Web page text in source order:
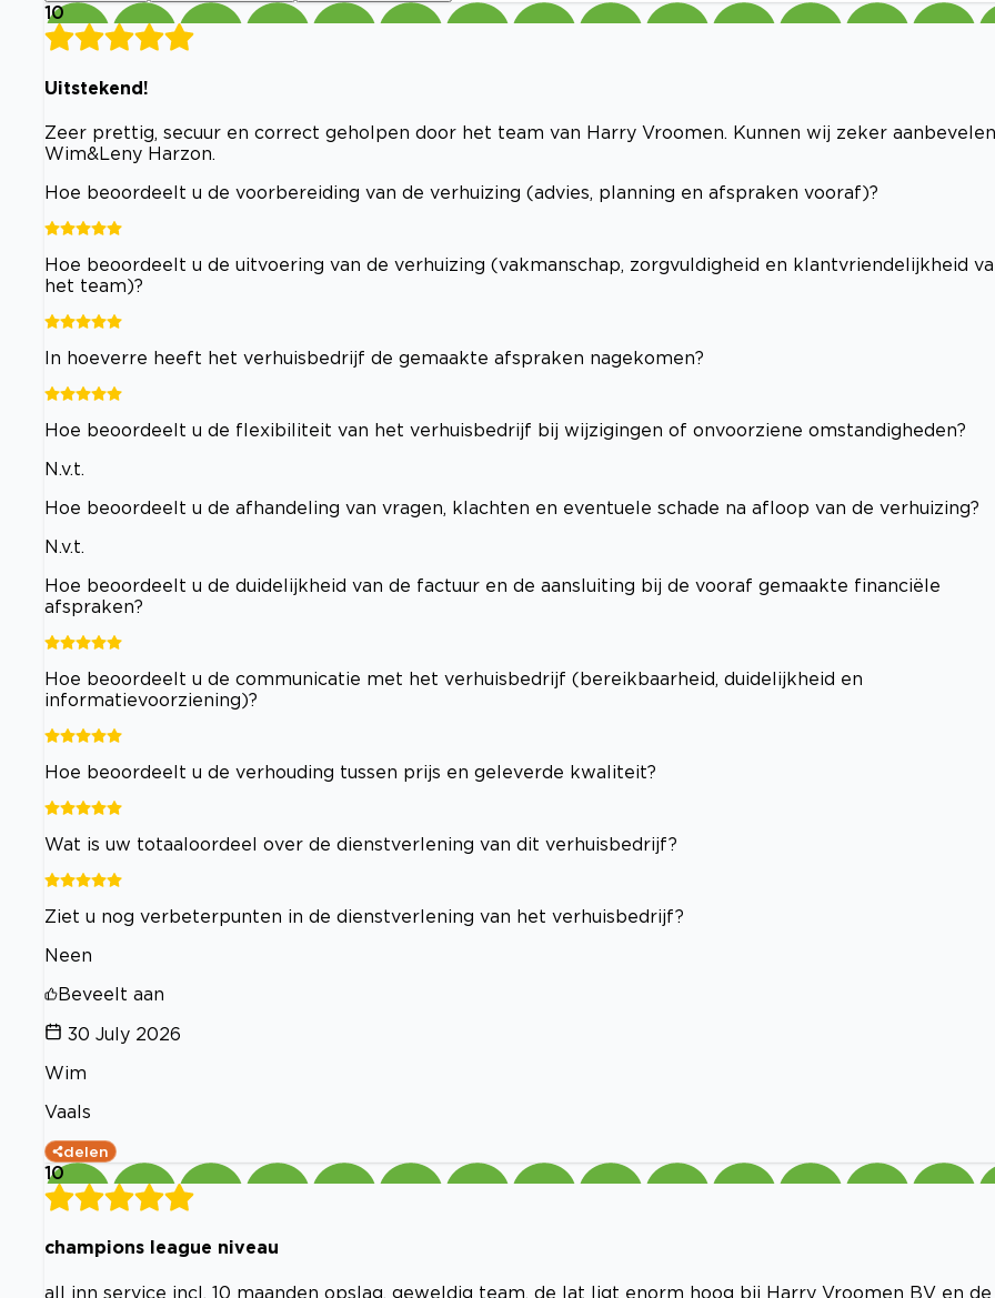
10
Uitstekend!
Zeer prettig, secuur en correct geholpen door het team van Harry Vroomen. Kunnen wij zeker
Wim&Leny Harzon.
Hoe beoordeelt u de voorbereiding van de verhuizing (advies, planning en afspraken vooraf)?
Hoe beoordeelt u de uitvoering van de verhuizing (vakmanschap, zorgvuldigheid en klantvriendelijkheid
het team)?
In hoeverre heeft het verhuisbedrijf de gemaakte afspraken nagekomen?
Hoe beoordeelt u de flexibiliteit van het verhuisbedrijf bij wijzigingen of onvoorziene omstandigheden?
N.v.t.
Hoe beoordeelt u de afhandeling van vragen, klachten en eventuele schade na afloop van de verhuizing?
N.v.t.
Hoe beoordeelt u de duidelijkheid van de factuur en de aansluiting bij de vooraf gemaakte financiële
afspraken?
Hoe beoordeelt u de communicatie met het verhuisbedrijf (bereikbaarheid, duidelijkheid en
informatievoorziening)?
Hoe beoordeelt u de verhouding tussen prijs en geleverde kwaliteit?
Wat is uw totaaloordeel over de dienstverlening van dit verhuisbedrijf?
Ziet u nog verbeterpunten in de dienstverlening van het verhuisbedrijf?
Neen
Beveelt aan
30 July 2026
Wim
Vaals
delen
10
champions league niveau
all inn service incl. 10 maanden opslag, geweldig team, de lat ligt enorm hoog bij Harry Vroomen BV en de